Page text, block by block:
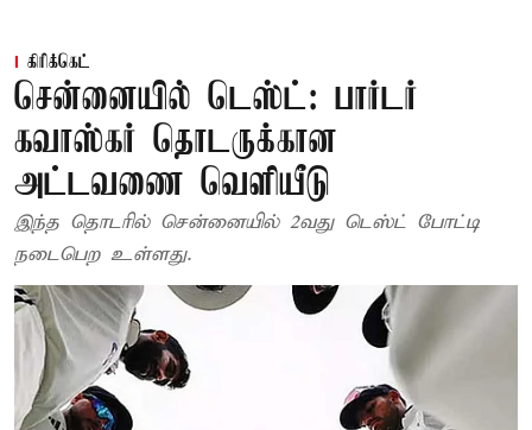
கிரிக்கெட்
சென்னையில் டெஸ்ட்: பார்டர்
கவாஸ்கர் தொடருக்கான
அட்டவணை வெளியீடு
இந்த தொடரில் சென்னையில் 2வது டெஸ்ட் போட்டி
நடைபெற உள்ளது.